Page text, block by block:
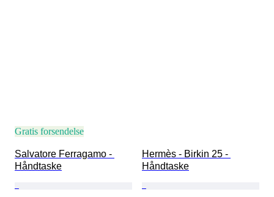
Gratis forsendelse
Salvatore Ferragamo -
Håndtaske
Hermès - Birkin 25 -
Håndtaske